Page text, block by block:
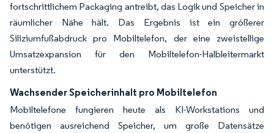
fortschrittlichem Packaging antreibt, das Logik und Speicher in
räumlicher Nähe hält. Das Ergebnis ist ein größerer
Siliziumfußabdruck pro Mobiltelefon, der eine zweistellige
Umsatzexpansion für den Mobiltelefon-Halbleitermarkt
unterstützt.
Wachsender Speicherinhalt pro Mobiltelefon
Mobiltelefone fungieren heute als KI-Workstations und
benötigen ausreichend Speicher, um große Datensätze